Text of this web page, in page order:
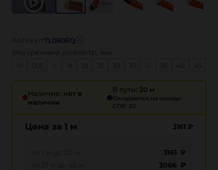
Наличие: нет в
наличии
В пути: 20 м
Ожидаются на складе
СПб: 20
Цена за 1 м 3161 ₽
3161 ₽
3066 ₽
TL080EQ
30 32 38
48
51 55 57 60 63 70 76 80 85 89